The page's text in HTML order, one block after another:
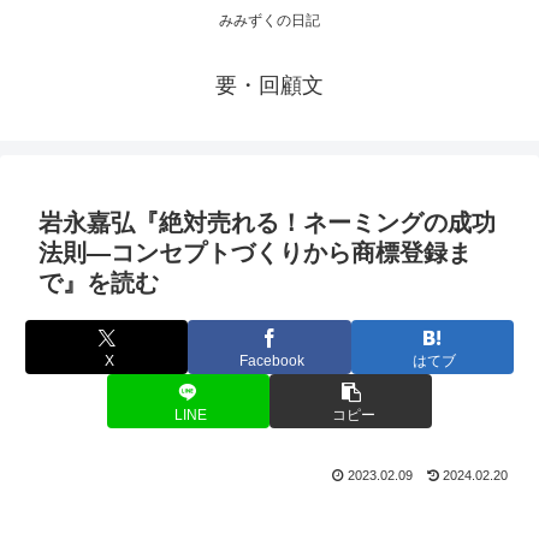
みみずくの日記
要・回顧文
岩永嘉弘『絶対売れる！ネーミングの成功
法則―コンセプトづくりから商標登録ま
で』を読む
X Facebook はてブ
LINE コピー
2023.02.09 2024.02.20